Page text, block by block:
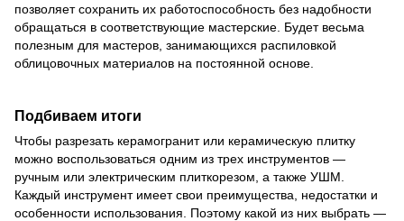
позволяет сохранить их работоспособность без надобности
обращаться в соответствующие мастерские. Будет весьма
полезным для мастеров, занимающихся распиловкой
облицовочных материалов на постоянной основе.
Подбиваем итоги
Чтобы разрезать керамогранит или керамическую плитку
можно воспользоваться одним из трех инструментов —
ручным или электрическим плиткорезом, а также УШМ.
Каждый инструмент имеет свои преимущества, недостатки и
особенности использования. Поэтому какой из них выбрать —